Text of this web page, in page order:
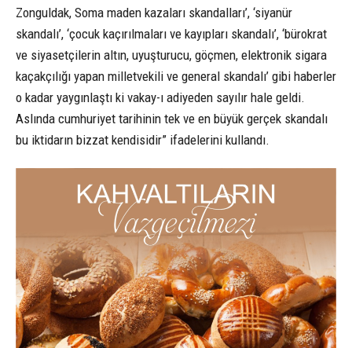
Zonguldak, Soma maden kazaları skandalları’, ‘siyanür
skandalı’, ‘çocuk kaçırılmaları ve kayıpları skandalı’, ‘bürokrat
ve siyasetçilerin altın, uyuşturucu, göçmen, elektronik sigara
kaçakçılığı yapan milletvekili ve general skandalı’ gibi haberler
o kadar yaygınlaştı ki vakay-ı adiyeden sayılır hale geldi.
Aslında cumhuriyet tarihinin tek ve en büyük gerçek skandalı
bu iktidarın bizzat kendisidir” ifadelerini kullandı.